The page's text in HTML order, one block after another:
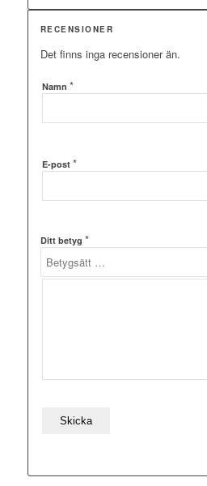
RECENSIONER
Det finns inga recensioner än.
Namn *
E-post *
Ditt betyg *